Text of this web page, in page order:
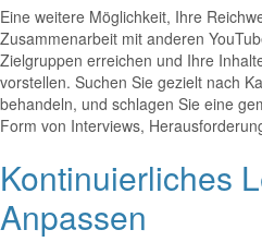
Eine weitere Möglichkeit, Ihre
Zusammenarbeit mit anderen
Zielgruppen erreichen und Ihre
vorstellen. Suchen Sie gezielt nach
behandeln, und schlagen Sie eine
Form von Interviews,
Kontinuierliches
Anpassen